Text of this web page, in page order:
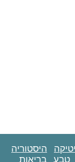
היסטוריה
טבע בריאות